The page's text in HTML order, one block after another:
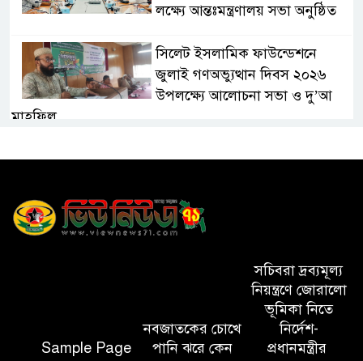
লক্ষ্যে আন্তঃমন্ত্রণালয় সভা অনুষ্ঠিত
সিলেট ইসলামিক ফাউন্ডেশনে
জুলাই গণঅভ্যুত্থান দিবস ২০২৬
উপলক্ষ্যে আলোচনা সভা ও দু’আ
মাহফিল
পরিবেশ রক্ষায় ব্যক্তিগত উদ্যোগ
বিভাগীয় কমিশনার
কমিশনার জুলাই স্মৃতিস্তম্ভে পুষ্পস্তবক
অর্পণ ও জুলাই গণঅভ্যুত্থানের
১০ লাখ টাকার চেক ডিজঅনার
Sample Page
নবজাতকের চোখে
পানি ঝরে কেন
সচিবরা দ্রব্যমূল্য
নিয়ন্ত্রণে জোরালো
ভূমিকা নিতে
নির্দেশ-
প্রধানমন্ত্রীর